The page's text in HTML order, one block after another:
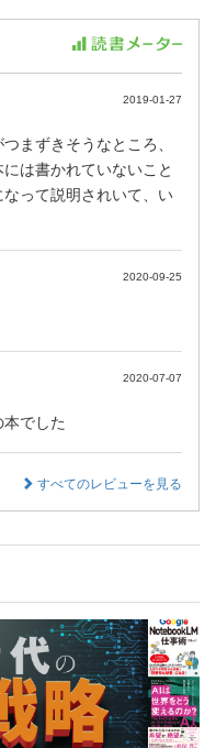
2019-01-27
まずきそうなところ、
は書かれていないこと
って説明されいて、い
2020-09-25
2020-07-07
でした
すべてのレビューを見る